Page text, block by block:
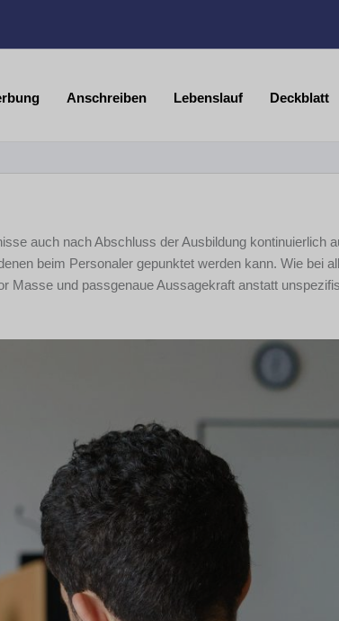
Anschreiben Lebenslauf Deckblatt
auch nach Abschluss der Ausbildung kontinuierlich
beim Personaler gepunktet werden kann. Wie bei
Masse und passgenaue Aussagekraft anstatt